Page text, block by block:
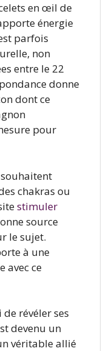
en œil de
énergie
parfois
non
entre le 22
donne
dont ce
pour
chakras ou
stimuler
source
le sujet.
à une
avec ce
révéler ses
devenu un
véritable allié